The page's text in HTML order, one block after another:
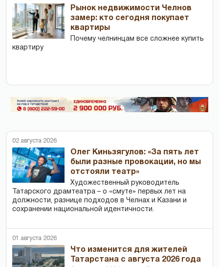
Рынок недвижимости Челнов
замер: кто сегодня покупает
квартиры
Почему челнинцам все сложнее купить
квартиру
02 августа 2026
Олег Киньзягулов: «За пять лет
были разные провокации, но мы
отстояли театр»
Художественный руководитель
Татарского драмтеатра – о «смуте» первых лет на
должности, разнице подходов в Челнах и Казани и
сохранении национальной идентичности.
01 августа 2026
Что изменится для жителей
Татарстана с августа 2026 года